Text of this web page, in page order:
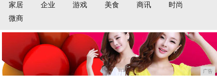
家居
企业 游戏 美食 商讯
时尚
微商
广告